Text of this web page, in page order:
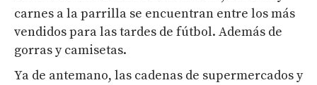
carnes a la parrilla se encuentran entre los más
vendidos para las tardes de fútbol. Además de
gorras y camisetas.
Ya de antemano, las cadenas de supermercados y